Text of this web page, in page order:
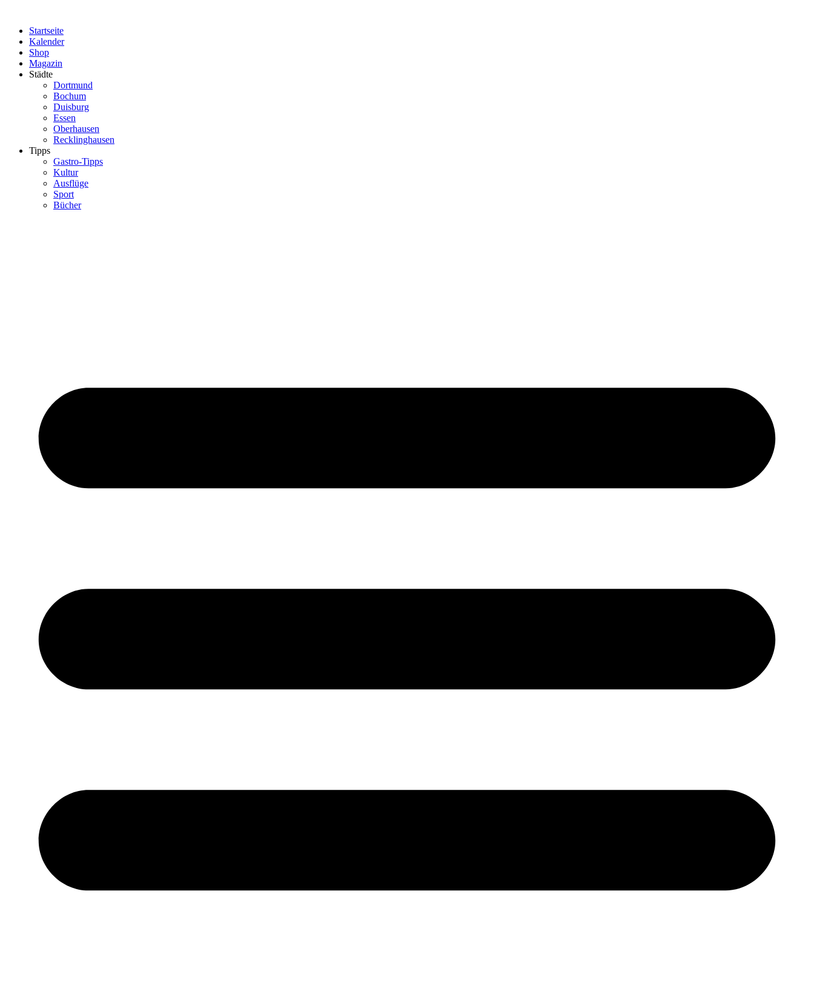
springenStartseite
Kalender
Shop
Magazin
Städte
Dortmund
Bochum
Duisburg
Essen
Oberhausen
Recklinghausen
Tipps
Gastro-Tipps
Kultur
Ausflüge
Sport
Bücher